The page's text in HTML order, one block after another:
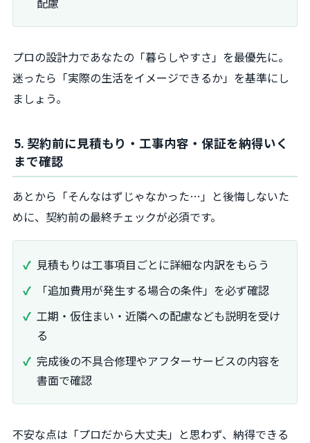
プロの設計力であなたの「暮らしやすさ」を最優先に。
迷ったら「実際の生活をイメージできるか」を基準にし
ましょう。
5. 契約前に見積もり・工事内容・保証を納得いく
まで確認
あとから「そんなはずじゃなかった…」と後悔しないた
めに、契約前の最終チェックが必須です。
見積もりは工事項目ごとに詳細な内訳をもらう
「追加費用が発生する場合の条件」を必ず確認
工期・仮住まい・近隣への配慮なども説明を受け
る
完成後の不具合修理やアフターサービスの内容を
書面で確認
不安な点は「プロだから大丈夫」と思わず、納得できる